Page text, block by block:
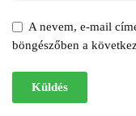
A nevem, e-mail
böngészőben a